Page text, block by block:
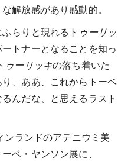
解放感があり感動的。
らりと現れるト ゥーリッ
トナーとなることを知っ
ゥーリッキの落ち着いた
、ああ、これからトーベ
んだな、と思えるラスト
ンランドのアテニウミ美
ベ・ヤンソン展に、